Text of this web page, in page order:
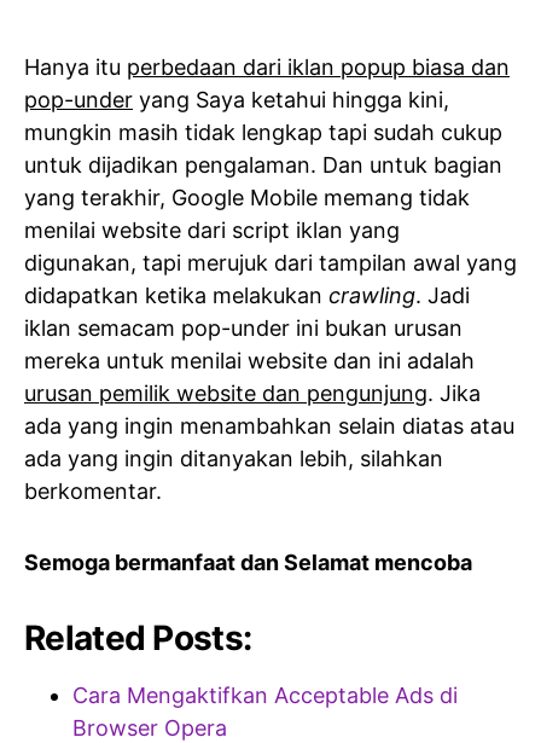
Hanya itu perbedaan dari iklan popup biasa dan
pop-under yang Saya ketahui hingga kini,
mungkin masih tidak lengkap tapi sudah cukup
untuk dijadikan pengalaman. Dan untuk bagian
yang terakhir, Google Mobile memang tidak
menilai website dari script iklan yang
digunakan, tapi merujuk dari tampilan awal yang
didapatkan ketika melakukan crawling. Jadi
iklan semacam pop-under ini bukan urusan
mereka untuk menilai website dan ini adalah
urusan pemilik website dan pengunjung. Jika
ada yang ingin menambahkan selain diatas atau
ada yang ingin ditanyakan lebih, silahkan
berkomentar.
Semoga bermanfaat dan Selamat mencoba
Related Posts:
Cara Mengaktifkan Acceptable Ads di
Browser Opera